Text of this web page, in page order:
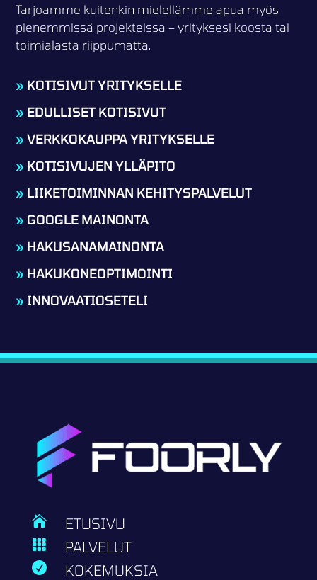
Tarjoamme kuitenkin mielellämme apua myös
pienemmissä projekteissa – yrityksesi koosta tai
toimialasta riippumatta.
» KOTISIVUT YRITYKSELLE
» EDULLISET KOTISIVUT
» VERKKOKAUPPA YRITYKSELLE
» KOTISIVUJEN YLLÄPITO
» LIIKETOIMINNAN KEHITYSPALVELUT
» GOOGLE MAINONTA
» HAKUSANAMAINONTA
» HAKUKONEOPTIMOINTI
» INNOVAATIOSETELI
 ETUSIVU
 PALVELUT
 KOKEMUKSIA